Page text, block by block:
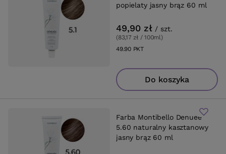
popielaty jasny brąz 60 ml
49,90 zł / szt.
(83,17 zł / 100ml)
49.90PKTpunktów
Do koszyka
Farba Montibello Denuee
5.60 naturalny kasztanowy
jasny brąz 60 ml